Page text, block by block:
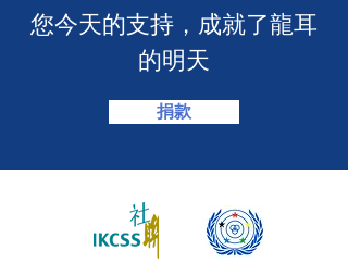
​您今天的支持，成就了龍耳
的明天
捐款